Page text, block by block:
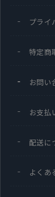
プライ
特定商
お問い
お支払
配送に
よくあ